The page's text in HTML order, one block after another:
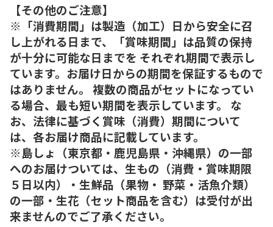
【その他のご注意】
※「消費期間」は製造（加工）日から安全に召
し上がれる日まで、「賞味期間」は品質の保持
が十分に可能な日までを それぞれ期間で表示し
ています。お届け日からの期間を保証するもので
はありません。 複数の商品がセットになってい
る場合、最も短い期間を表示しています。 な
お、法律に基づく賞味（消費）期間について
は、各お届け商品に記載しています。
※島しょ（東京都・鹿児島県・沖縄県）の一部
へのお届けついては、生もの（消費・賞味期限
５日以内）・生鮮品（果物・ 野菜・活魚介類）
の一部・生花（セット商品を含む）は受付が出
来ませんのでご了承ください。